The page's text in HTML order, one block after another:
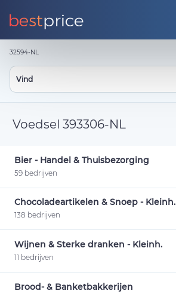
32594-NL
Voedsel 393306-NL
Bier - Handel & Thuisbezorging
59 bedrijven
Chocoladeartikelen & Snoep - Kleinh.
138 bedrijven
Wijnen & Sterke dranken - Kleinh.
11 bedrijven
Brood- & Banketbakkerijen